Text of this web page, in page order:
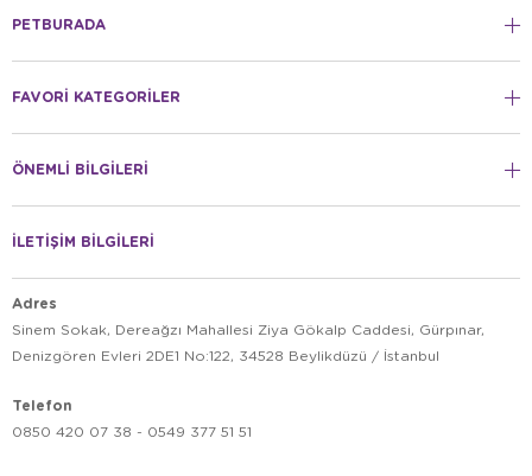
PETBURADA
FAVORİ KATEGORİLER
ÖNEMLİ BİLGİLERİ
İLETİŞİM BİLGİLERİ
Adres
Sinem Sokak, Dereağzı Mahallesi Ziya Gökalp Caddesi, Gürpınar,
Denizgören Evleri 2DE1 No:122, 34528 Beylikdüzü / İstanbul
Telefon
0850 420 07 38 - 0549 377 51 51